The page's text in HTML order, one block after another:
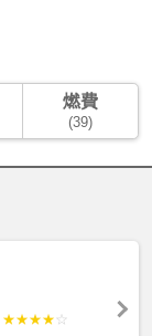
燃費
(39)
★★★★ ☆